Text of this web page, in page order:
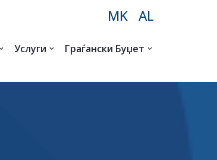
MK AL
Услуги
Граѓански Буџет